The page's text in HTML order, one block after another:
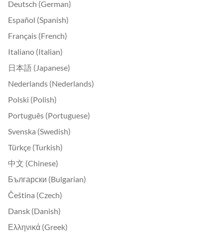
Deutsch (German)
Español (Spanish)
Français (French)
Italiano (Italian)
日本語 (Japanese)
Nederlands (Nederlands)
Polski (Polish)
Português (Portuguese)
Svenska (Swedish)
Türkçe (Turkish)
中文 (Chinese)
Български (Bulgarian)
Čeština (Czech)
Dansk (Danish)
Ελληνικά (Greek)